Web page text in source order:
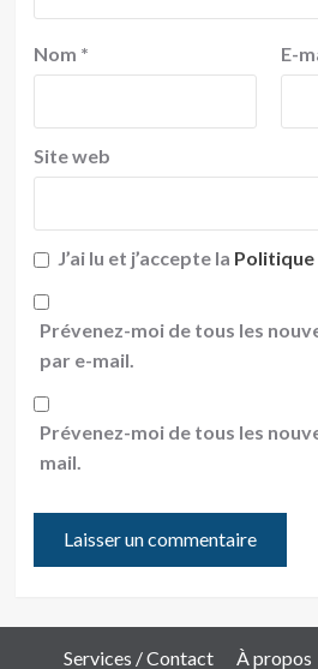
Nom * E-
Site web
J’ai lu et j’accepte la
Prévenez-moi de tous les
par e-mail.
Prévenez-moi de tous les
mail.
Services / Contact À propos